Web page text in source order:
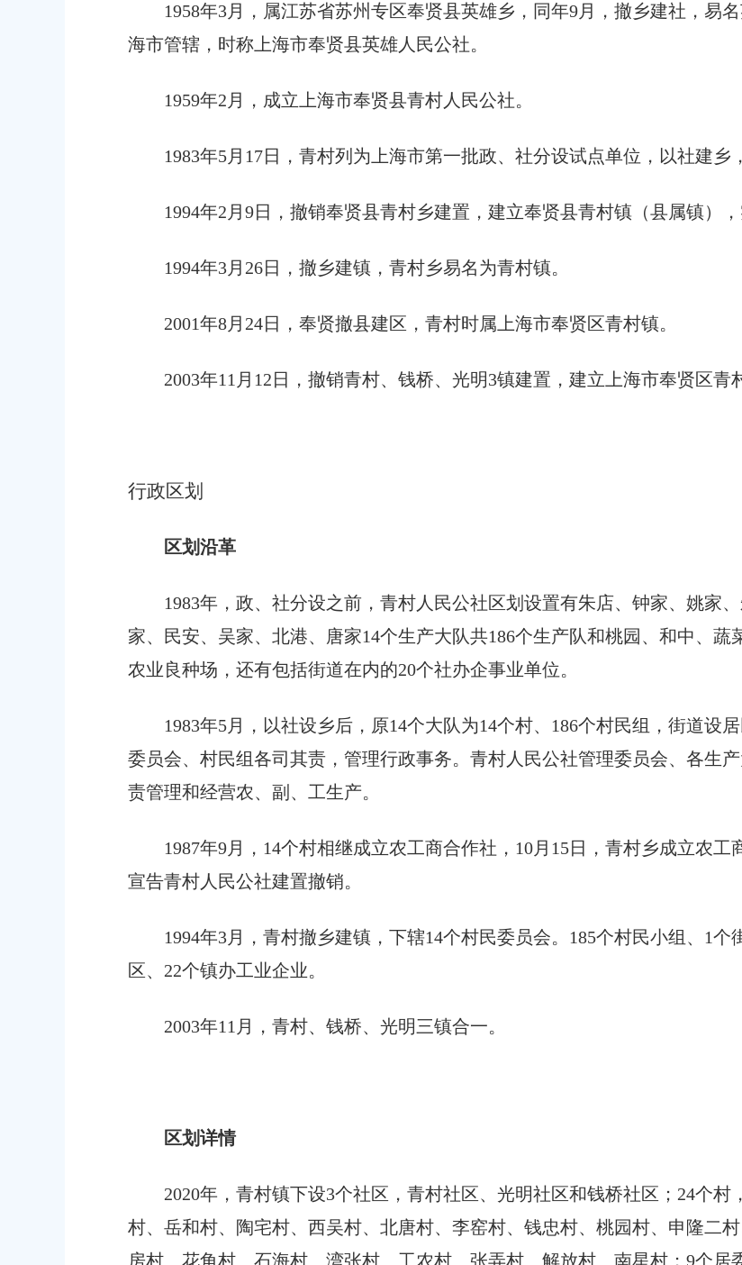
1958年3月，属江苏省苏州专区奉贤县英雄乡，同年9月，撤乡建社，易
海市管辖，时称上海市奉贤县英雄人民公社。
1959年2月，成立上海市奉贤县青村人民公社。
1983年5月17日，青村列为上海市第一批政、社分设试点单位，以社建乡
1994年2月9日，撤销奉贤县青村乡建置，建立奉贤县青村镇（县属镇），
1994年3月26日，撤乡建镇，青村乡易名为青村镇。
2001年8月24日，奉贤撤县建区，青村时属上海市奉贤区青村镇。
2003年11月12日，撤销青村、钱桥、光明3镇建置，建立上海市奉贤区青
行政区划
区划沿革
1983年，政、社分设之前，青村人民公社区划设置有朱店、钟家、姚家
家、民安、吴家、北港、唐家14个生产大队共186个生产队和桃园、和中、
农业良种场，还有包括街道在内的20个社办企事业单位。
1983年5月，以社设乡后，原14个大队为14个村、186个村民组，街道设
委员会、村民组各司其责，管理行政事务。青村人民公社管理委员会、各生
责管理和经营农、副、工生产。
1987年9月，14个村相继成立农工商合作社，10月15日，青村乡成立农
宣告青村人民公社建置撤销。
1994年3月，青村撤乡建镇，下辖14个村民委员会。185个村民小组、1
区、22个镇办工业企业。
2003年11月，青村、钱桥、光明三镇合一。
区划详情
2020年，青村镇下设3个社区，青村社区、 光明社区和钱桥社区； 24个村
村、岳和村、陶宅村、西吴村、北唐村、李窑村、钱忠村、桃园村、申隆二
房村、花角村、石海村、湾张村、工农村、张弄村、解放村、南星村 ； 9个居